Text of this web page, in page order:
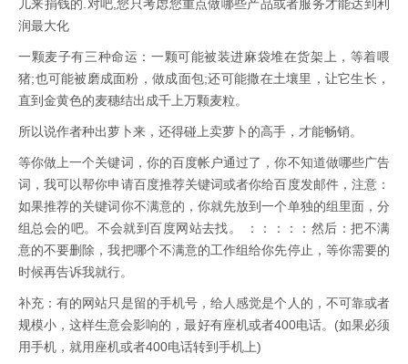
儿来捐钱的.对吧,您只考虑您重点做哪些产品或者服务才能达到利
润最大化
一颗麦子有三种命运：一颗可能被装进麻袋堆在货架上，等着喂
猪;也可能被磨成面粉，做成面包;还可能撒在土壤里，让它生长，
直到金黄色的麦穗结出成千上万颗麦粒。
所以说作者种出萝卜来，还得碰上卖萝卜的高手，才能畅销。
等你做上一个关键词，你的百度帐户通过了，你不知道做哪些广告
词，我可以帮你申请百度推荐关键词或者你给百度发邮件，注意：
如果推荐的关键词你不满意的，你就先放到一个单独的组里面，分
组总会的吧。不会就到百度网站去找。 ：：：：：然后：把不满
意的不要删除，我把哪个不满意的工作组给你先停止，等你需要的
时候再告诉我就行。
补充：有的网站只是留的手机号，给人感觉是个人的，不可靠或者
规模小，这样生意会影响的，最好有座机或者400电话。(如果必须
用手机，就用座机或者400电话转到手机上)